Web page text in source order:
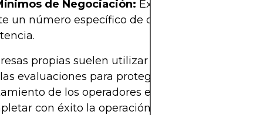
de Negociación: Exigir actividad de
un número específico de días para demostrar
propias suelen utilizar cuentas demo o
evaluaciones para proteger su capital y medir
de los operadores en entornos
con éxito la operación, los operadores